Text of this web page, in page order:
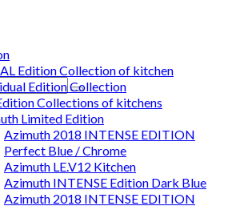
Edition Collection of kitchen
Edition Collection
Collections of kitchens
Limited Edition
Azimuth 2018 INTENSE EDITION
Perfect Blue / Chrome
Azimuth LE.V12 Kitchen
Azimuth INTENSE Edition Dark Blue
Azimuth 2018 INTENSE EDITION